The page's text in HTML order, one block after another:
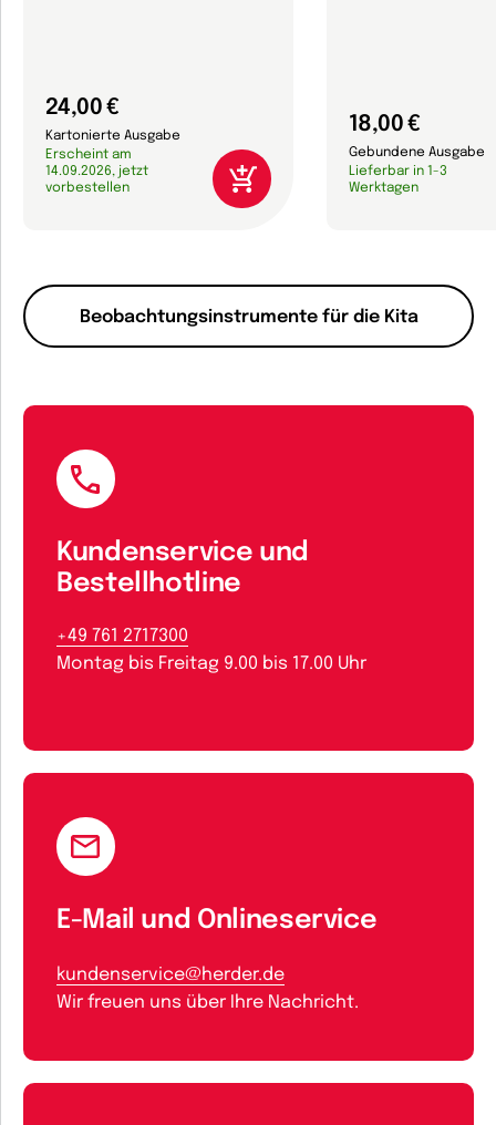
Beobachtungsinstrumente für die Kita
24,00 €
Kartonierte Ausgabe
Erscheint am
14.09.2026, jetzt
vorbestellen
18,00 €
Gebundene Ausgabe
Lieferbar in 1-3
Werktagen
Kundenservice und
Bestellhotline
+49 761 2717300
Montag bis Freitag 9.00 bis 17.00 Uhr
E-Mail und Onlineservice
kundenservice@herder.de
Wir freuen uns über Ihre Nachricht.